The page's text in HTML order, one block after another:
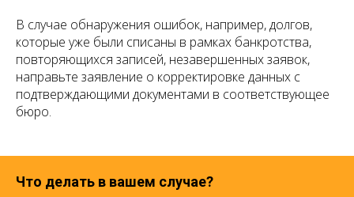
В случае обнаружения ошибок, например, долгов,
которые уже были списаны в рамках банкротства,
повторяющихся записей, незавершенных заявок,
направьте заявление о корректировке данных с
подтверждающими документами в соответствующее
бюро.
Что делать в вашем случае?